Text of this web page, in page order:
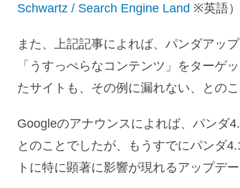
Schwartz / Search Engine Land ※英語）
また、上記記事によれば、パンダアッ
「うすっぺらなコンテンツ」をターゲ
たサイトも、その例に漏れない、とのこ
Googleのアナウンスによれば、パンダ
とのことでしたが、もうすでにパンダ
トに特に顕著に影響が現れるアップデ